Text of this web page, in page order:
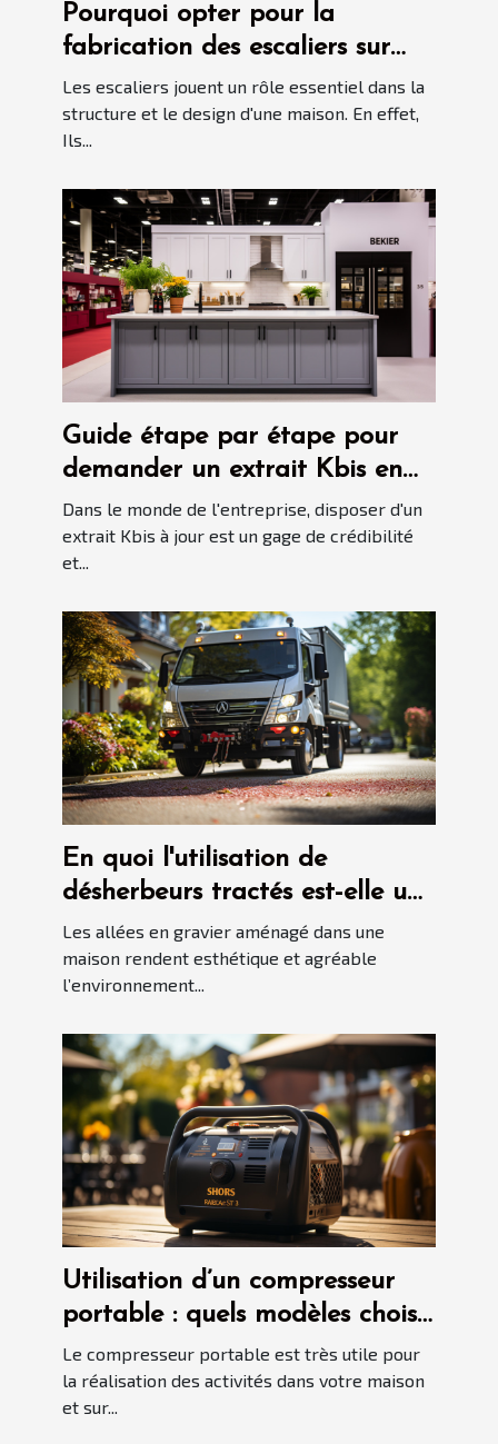
Pourquoi opter pour la
fabrication des escaliers sur
mesure ?
Les escaliers jouent un rôle essentiel dans la
structure et le design d'une maison. En effet,
Ils...
Guide étape par étape pour
demander un extrait Kbis en
ligne
Dans le monde de l'entreprise, disposer d'un
extrait Kbis à jour est un gage de crédibilité
et...
En quoi l'utilisation de
désherbeurs tractés est-elle une
bonne idée pour garder les
allées en gravier propres ?
Les allées en gravier aménagé dans une
maison rendent esthétique et agréable
l’environnement...
Utilisation d’un compresseur
portable : quels modèles choisir
en 2021 ?
Le compresseur portable est très utile pour
la réalisation des activités dans votre maison
et sur...